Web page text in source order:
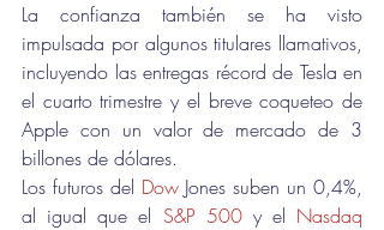
La confianza también se ha visto
impulsada por algunos titulares llamativos,
incluyendo las entregas récord de Tesla en
el cuarto trimestre y el breve coqueteo de
Apple con un valor de mercado de 3
billones de dólares.
Los futuros del Dow Jones suben un 0,4%,
al igual que el S&P 500 y el Nasdaq